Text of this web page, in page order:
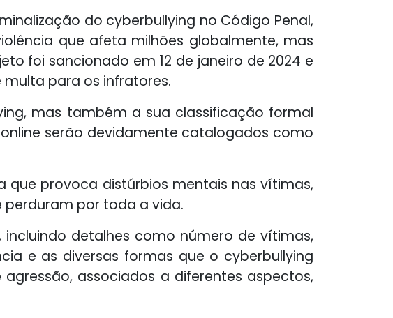
do cyberbullying no Código Penal,
que afeta milhões globalmente, mas
foi sancionado em 12 de janeiro de 2024 e
para os infratores.
mas também a sua classificação formal
serão devidamente catalogados como
que provoca distúrbios mentais nas vítimas,
perduram por toda a vida.
detalhes como número de vítimas,
e as diversas formas que o cyberbullying
associados a diferentes aspectos,